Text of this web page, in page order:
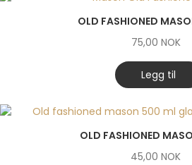
OLD FASHIONED
75,00 NOK
Legg til
OLD FASHIONED
45,00 NOK